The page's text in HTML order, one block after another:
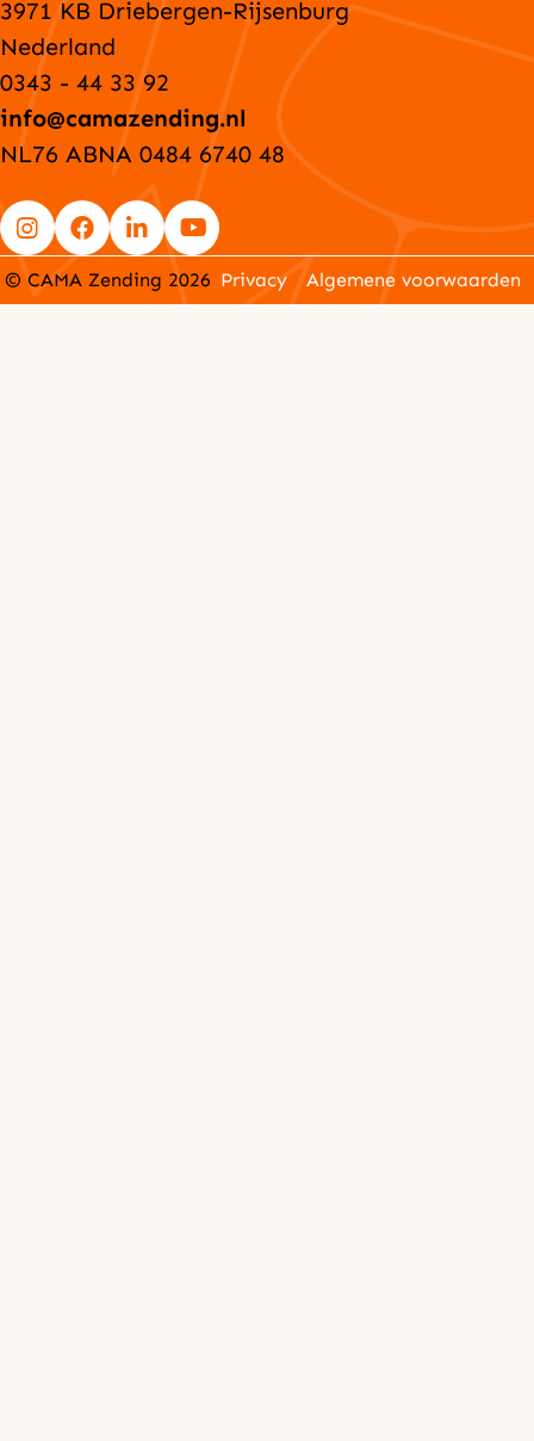
3971 KB Driebergen-Rijsenburg
Nederland
0343 - 44 33 92
info@camazending.nl
NL76 ABNA 0484 6740 48
Go
to
Go
to
Go
to
Go
to
© CAMA Zending 2026 Privacy Algemene voorwaarden